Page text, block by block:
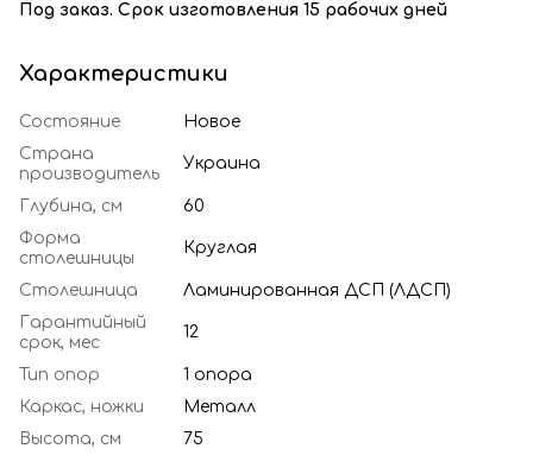
Под заказ. Срок изготовления 15 рабочих дней
Характеристики
Состояние
Новое
Страна
производитель
Украина
Глубина, см
60
Форма
столешницы
Круглая
Столешница
Ламинированная ДСП (ЛДСП)
Гарантийный
срок, мес
12
Тип опор
1 опора
Каркас, ножки
Металл
Высота, см
75